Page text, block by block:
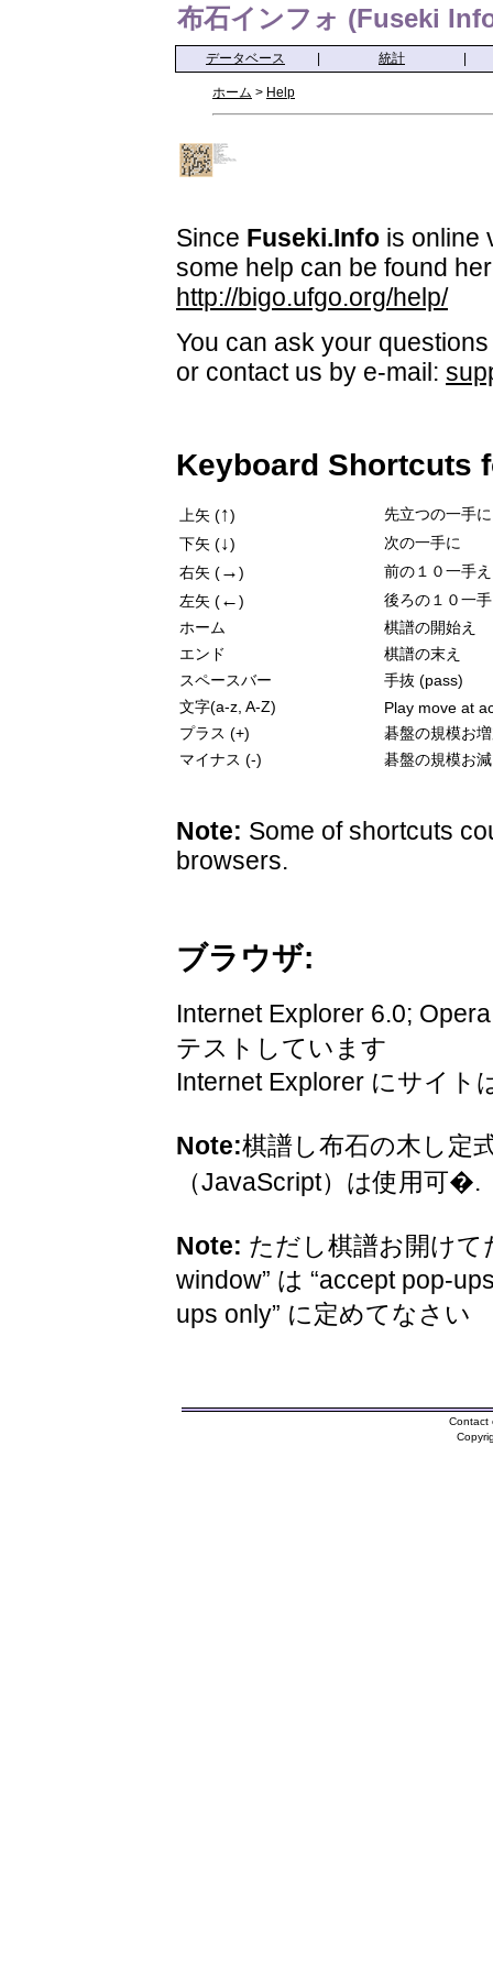
布石インフォ (Fuseki
データベース 統計
ホーム > Help
Since Fuseki.Info is online
some help can be found
http://bigo.ufgo.org/help/
You can ask your
or contact us by e-mail:
Keyboard Shortcuts
上矢 (↑)
先立つの一手に
下矢 (↓)
次の一手に
右矢 (→)
前の１０一手え
左矢 (←)
後ろの１０一
ホーム
棋譜の開始え
エンド
棋譜の末え
スペースバー
手抜 (pass)
文字(a-z, A-Z)
Play move at
プラス (+)
碁盤の規模お
マイナス (-)
碁盤の規模お
Note: Some of shortcuts
browsers.
ブラウザ:
Internet Explorer 6.0;
テストしています
Internet Explorer にサイト
Note:棋譜し布石の木し定
（JavaScript）は使用可�.
Note: ただし棋譜お開けて
window” は “accept pop-
ups only” に定めてなさい
Contact